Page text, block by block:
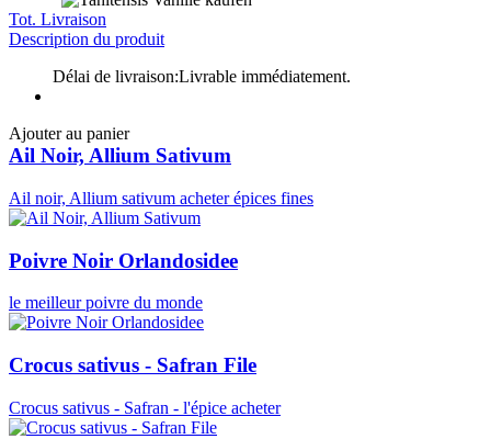
Tot. Livraison
Description du produit
Délai de livraison:Livrable immédiatement.
Ajouter au panier
Ail Noir, Allium Sativum
Ail noir, Allium sativum acheter épices fines
Poivre Noir Orlandosidee
le meilleur poivre du monde
Crocus sativus - Safran File
Crocus sativus - Safran - l'épice acheter